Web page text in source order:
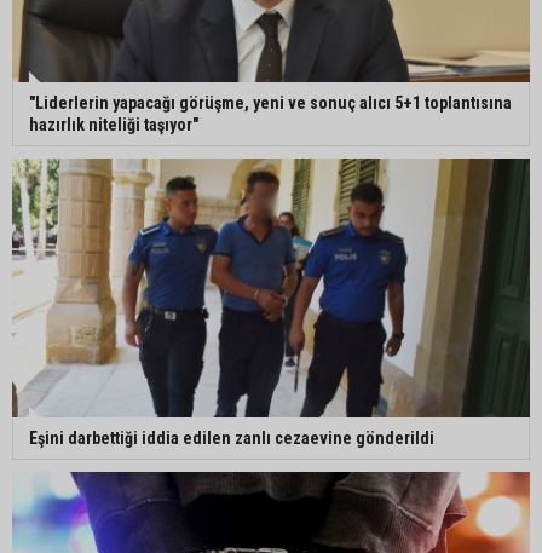
"Liderlerin yapacağı görüşme, yeni ve sonuç alıcı 5+1 toplantısına
hazırlık niteliği taşıyor"
Eşini darbettiği iddia edilen zanlı cezaevine gönderildi